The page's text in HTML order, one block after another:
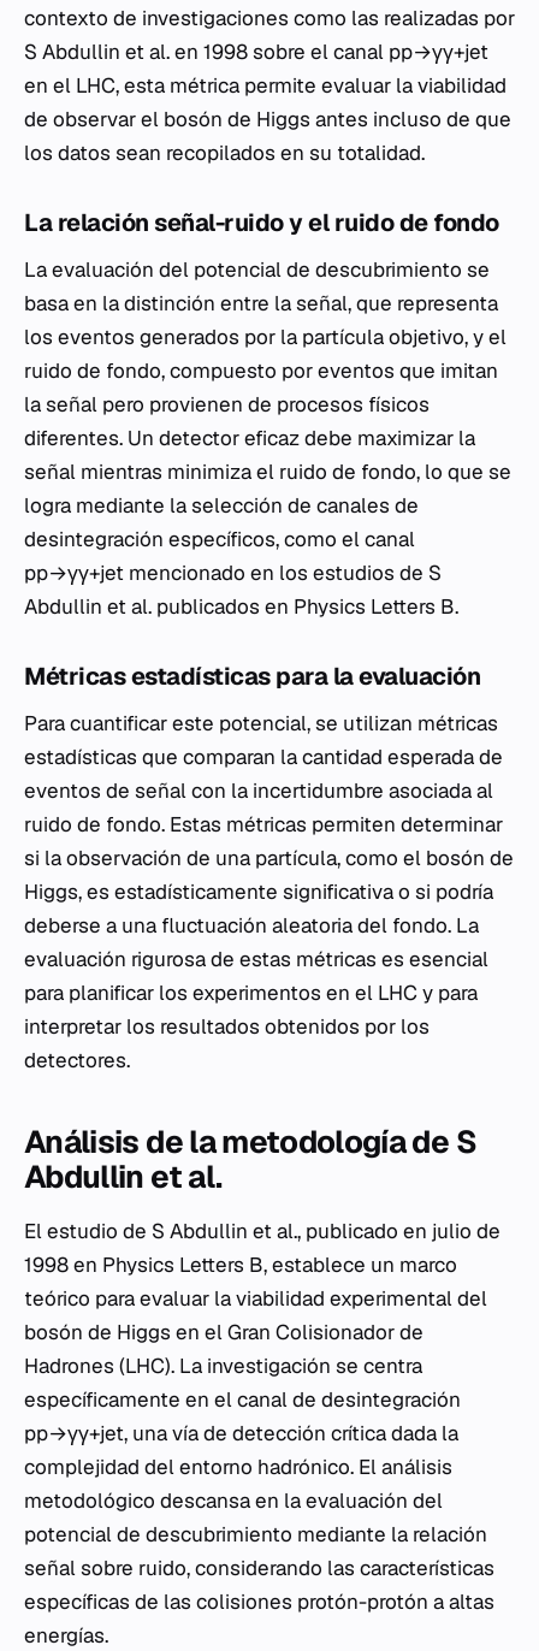
contexto de investigaciones como las realizadas por
S Abdullin et al. en 1998 sobre el canal pp→γγ+jet
en el LHC, esta métrica permite evaluar la viabilidad
de observar el bosón de Higgs antes incluso de que
los datos sean recopilados en su totalidad.
La relación señal-ruido y el ruido de fondo
La evaluación del potencial de descubrimiento se
basa en la distinción entre la señal, que representa
los eventos generados por la partícula objetivo, y el
ruido de fondo, compuesto por eventos que imitan
la señal pero provienen de procesos físicos
diferentes. Un detector eficaz debe maximizar la
señal mientras minimiza el ruido de fondo, lo que se
logra mediante la selección de canales de
desintegración específicos, como el canal
pp→γγ+jet mencionado en los estudios de S
Abdullin et al. publicados en Physics Letters B.
Métricas estadísticas para la evaluación
Para cuantificar este potencial, se utilizan métricas
estadísticas que comparan la cantidad esperada de
eventos de señal con la incertidumbre asociada al
ruido de fondo. Estas métricas permiten determinar
si la observación de una partícula, como el bosón de
Higgs, es estadísticamente significativa o si podría
deberse a una fluctuación aleatoria del fondo. La
evaluación rigurosa de estas métricas es esencial
para planificar los experimentos en el LHC y para
interpretar los resultados obtenidos por los
detectores.
Análisis de la metodología de S
Abdullin et al.
El estudio de S Abdullin et al., publicado en julio de
1998 en Physics Letters B, establece un marco
teórico para evaluar la viabilidad experimental del
bosón de Higgs en el Gran Colisionador de
Hadrones (LHC). La investigación se centra
específicamente en el canal de desintegración
pp→γγ+jet, una vía de detección crítica dada la
complejidad del entorno hadrónico. El análisis
metodológico descansa en la evaluación del
potencial de descubrimiento mediante la relación
señal sobre ruido, considerando las características
específicas de las colisiones protón-protón a altas
energías.